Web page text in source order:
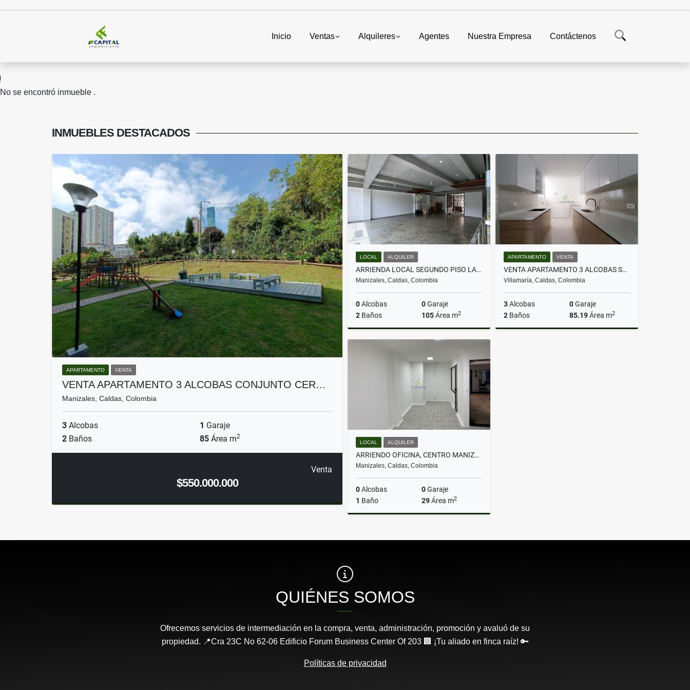
Inicio Ventas Alquileres Agentes Nuestra Empresa Contáctenos
No se encontró inmueble .
INMUEBLES DESTACADOS
APARTAMENTO VENTA
VENTA APARTAMENTO 3 ALCOBAS CONJUNTO CER…
Manizales, Caldas, Colombia
3 Alcobas 1 Garaje
2 Baños 85 Área m2
Venta
$550.000.000
LOCAL ALQUILER
ARRIENDA LOCAL SEGUNDO PISO LA ENEA MANIZALES
Manizales, Caldas, Colombia
0Alcobas 0Garaje
2 Baños 105Área m2
APARTAMENTO VENTA
VENTA APARTAMENTO 3 ALCOBAS SECTOR EL CRUCERO VILLAMARIA MANIZALES
Villamaría, Caldas, Colombia
3Alcobas 0Garaje
2 Baños 85.19Área m2
LOCAL ALQUILER
ARRIENDO OFICINA, CENTRO MANIZALES, CALDAS
Manizales, Caldas, Colombia
0Alcobas 0Garaje
1 Baño 29Área m2
$900.000
QUIÉNES SOMOS
Ofrecemos servicios de intermediación en la compra, venta, administración, promoción y avaluó de su
propiedad. 📍Cra 23C No 62-06 Edificio Forum Business Center Of 203 🏢 ¡Tu aliado en finca raíz! 🔑
Políticas de privacidad